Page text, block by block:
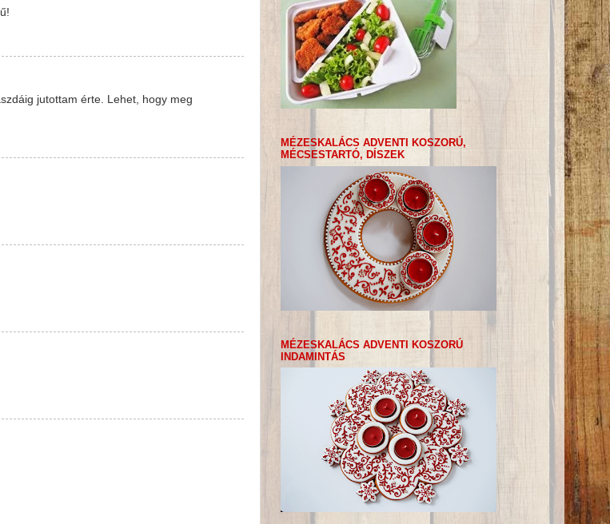
jutottam érte. Lehet, hogy meg
MÉZESKALÁCS ADVENTI KOSZORÚ,
MÉCSESTARTÓ, DÍSZEK
MÉZESKALÁCS ADVENTI KOSZORÚ
INDAMINTÁS